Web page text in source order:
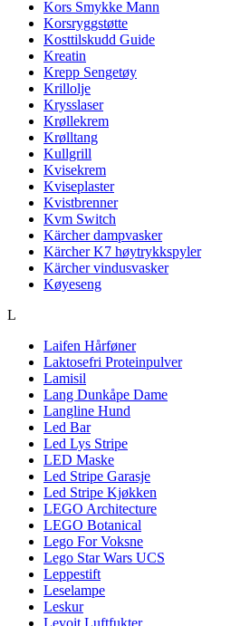
Kors Smykke Mann
Korsryggstøtte
Kosttilskudd Guide
Kreatin
Krepp Sengetøy
Krillolje
Krysslaser
Krøllekrem
Krølltang
Kullgrill
Kvisekrem
Kviseplaster
Kvistbrenner
Kvm Switch
Kärcher dampvasker
Kärcher K7 høytrykkspyler
Kärcher vindusvasker
Køyeseng
L
Laifen Hårføner
Laktosefri Proteinpulver
Lamisil
Lang Dunkåpe Dame
Langline Hund
Led Bar
Led Lys Stripe
LED Maske
Led Stripe Garasje
Led Stripe Kjøkken
LEGO Architecture
LEGO Botanical
Lego For Voksne
Lego Star Wars UCS
Leppestift
Leselampe
Leskur
Levoit Luftfukter